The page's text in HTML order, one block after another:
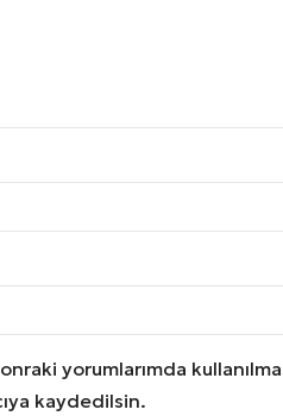
yorumlarımda
kaydedilsin.